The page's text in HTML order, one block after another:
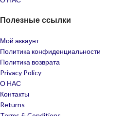
Полезные ссылки
Мой аккаунт
Политика конфиденциальности
Политика возврата
Privacy Policy
О НАС
Контакты
Returns